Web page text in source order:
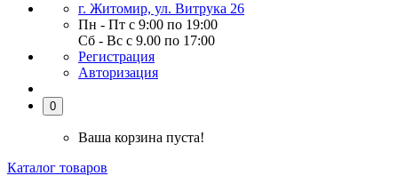
г. Житомир, ул. Витрука 26
Пн - Пт с 9:00 по 19:00
Сб - Вс с 9.00 по 17:00
Регистрация
Авторизация
0
Ваша корзина пуста!
Каталог товаров